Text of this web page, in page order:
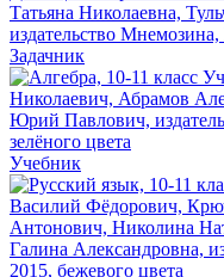
Задачник
Учебник